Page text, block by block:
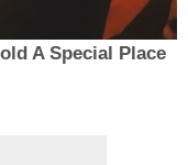
A Special Place